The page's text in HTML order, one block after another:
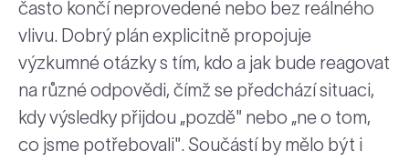
často končí neprovedené nebo bez reálného
vlivu. Dobrý plán explicitně propojuje
výzkumné otázky s tím, kdo a jak bude reagovat
na různé odpovědi, čímž se předchází situaci,
kdy výsledky přijdou „pozdě" nebo „ne o tom,
co jsme potřebovali". Součástí by mělo být i